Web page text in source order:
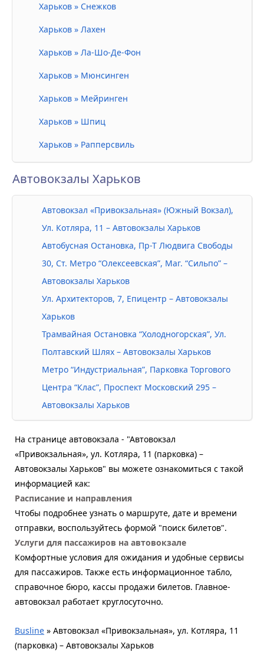
Харьков » Снежков
Харьков » Лахен
Харьков » Ла-Шо-Де-Фон
Харьков » Мюнсинген
Харьков » Мейринген
Харьков » Шпиц
Харьков » Рапперсвиль
Автовокзалы Харьков
Автовокзал «Привокзальная» (Южный Вокзал),
Ул. Котляра, 11 – Автовокзалы Харьков
Автобусная Остановка, Пр-Т Людвига Свободы
30, Ст. Метро “Олексеевская”, Маг. “Сильпо” –
Автовокзалы Харьков
Ул. Архитекторов, 7, Епицентр – Автовокзалы
Харьков
Трамвайная Остановка “Холодногорская”, Ул.
Полтавский Шлях – Автовокзалы Харьков
Метро “Индустриальная”, Парковка Торгового
Центра “Клас”, Проспект Московский 295 –
Автовокзалы Харьков
На странице автовокзала - "Автовокзал
«Привокзальная», ул. Котляра, 11 (парковка) –
Автовокзалы Харьков" вы можете ознакомиться с такой
информацией как:
Расписание и направления
Чтобы подробнее узнать о маршруте, дате и времени
отправки, воспользуйтесь формой "поиск билетов".
Услуги для пассажиров на автовокзале
Комфортные условия для ожидания и удобные сервисы
для пассажиров. Также есть информационное табло,
справочное бюро, кассы продажи билетов. Главное-
автовокзал работает круглосуточно.
Busline » Автовокзал «Привокзальная», ул. Котляра, 11
(парковка) – Автовокзалы Харьков